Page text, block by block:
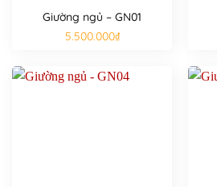
Giường ngủ – GN01
5.500.000₫